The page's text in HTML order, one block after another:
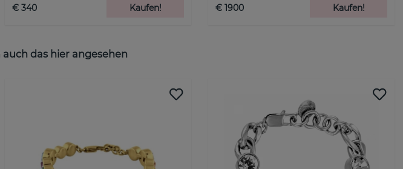
€ 340 Kaufen! € 1900 Kaufen!
das hier angesehen